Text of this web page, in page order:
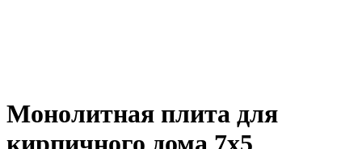
Монолитная плита для